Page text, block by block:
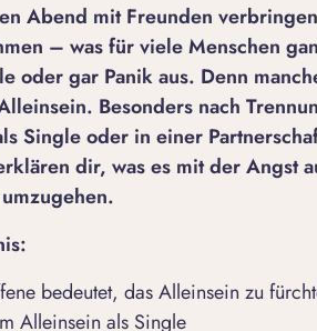
Abend mit Freunden
– was für viele Menschen
oder gar Panik aus. Denn
Besonders nach
Single oder in einer
dir, was es mit der Angst
bedeutet, das Alleinsein zu
Alleinsein als Single